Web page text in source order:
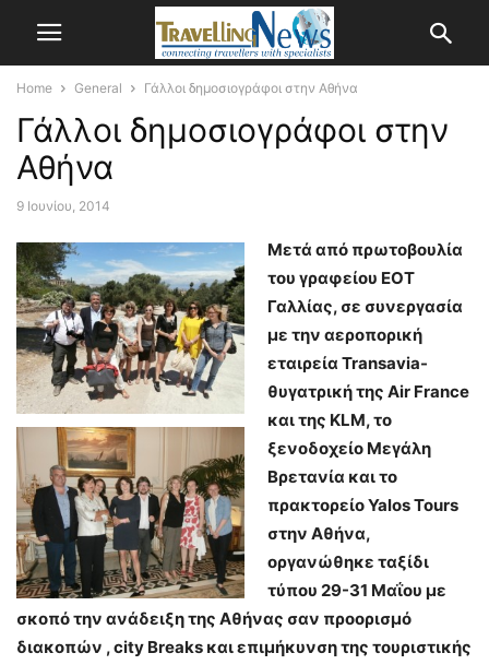
Home General Γάλλοι δημοσιογράφοι στην Αθήνα
Γάλλοι δημοσιογράφοι στην
Αθήνα
9 Ιουνίου, 2014
Μετά από πρωτοβουλία
του γραφείου ΕΟΤ
Γαλλίας, σε συνεργασία
με την αεροπορική
εταιρεία Transavia-
θυγατρική της Air France
και της KLM, το
ξενοδοχείο Μεγάλη
Βρετανία και το
πρακτορείο Yalos Tours
στην Αθήνα,
οργανώθηκε ταξίδι
τύπου 29-31 Μαΐου με
σκοπό την ανάδειξη της Αθήνας σαν προορισμό
διακοπών , city Breaks και επιμήκυνση της τουριστικής